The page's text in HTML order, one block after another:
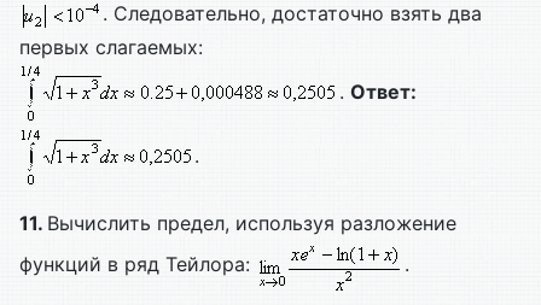
. Следовательно, достаточно взять два
первых слагаемых:
. Ответ:
.
11. Вычислить предел, используя разложение
функций в ряд Тейлора:
.